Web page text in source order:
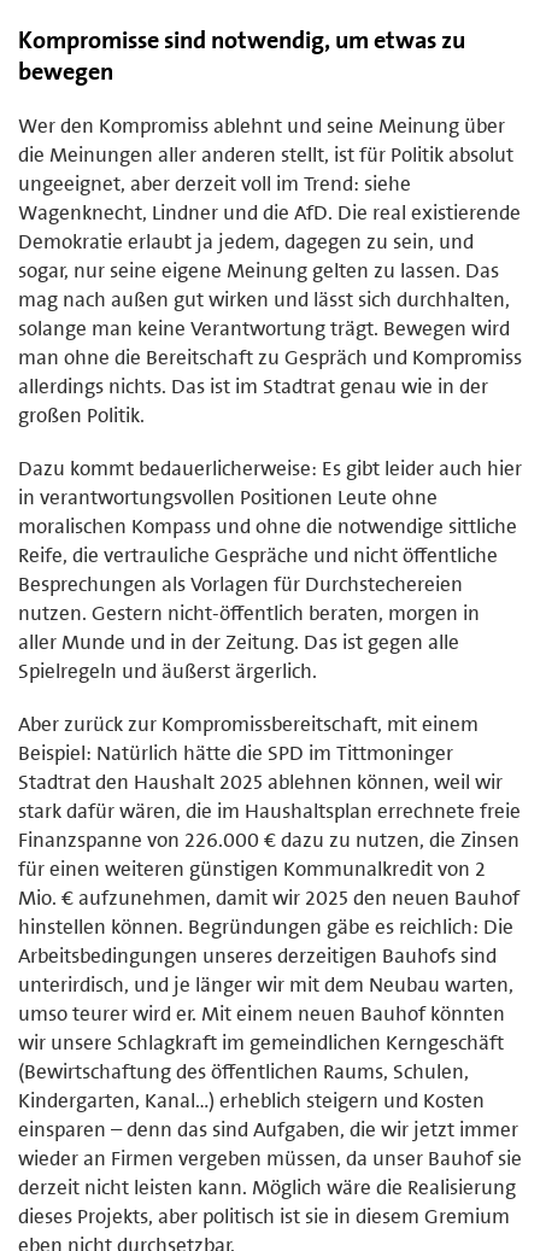
Kompromisse sind notwendig, um etwas zu
bewegen
Wer den Kompromiss ablehnt und seine Meinung über
die Meinungen aller anderen stellt, ist für Politik absolut
ungeeignet, aber derzeit voll im Trend: siehe
Wagenknecht, Lindner und die AfD. Die real existierende
Demokratie erlaubt ja jedem, dagegen zu sein, und
sogar, nur seine eigene Meinung gelten zu lassen. Das
mag nach außen gut wirken und lässt sich durchhalten,
solange man keine Verantwortung trägt. Bewegen wird
man ohne die Bereitschaft zu Gespräch und Kompromiss
allerdings nichts. Das ist im Stadtrat genau wie in der
großen Politik.
Dazu kommt bedauerlicherweise: Es gibt leider auch hier
in verantwortungsvollen Positionen Leute ohne
moralischen Kompass und ohne die notwendige sittliche
Reife, die vertrauliche Gespräche und nicht öffentliche
Besprechungen als Vorlagen für Durchstechereien
nutzen. Gestern nicht-öffentlich beraten, morgen in
aller Munde und in der Zeitung. Das ist gegen alle
Spielregeln und äußerst ärgerlich.
Aber zurück zur Kompromissbereitschaft, mit einem
Beispiel: Natürlich hätte die SPD im Tittmoninger
Stadtrat den Haushalt 2025 ablehnen können, weil wir
stark dafür wären, die im Haushaltsplan errechnete freie
Finanzspanne von 226.000 € dazu zu nutzen, die Zinsen
für einen weiteren günstigen Kommunalkredit von 2
Mio. € aufzunehmen, damit wir 2025 den neuen Bauhof
hinstellen können. Begründungen gäbe es reichlich: Die
Arbeitsbedingungen unseres derzeitigen Bauhofs sind
unterirdisch, und je länger wir mit dem Neubau warten,
umso teurer wird er. Mit einem neuen Bauhof könnten
wir unsere Schlagkraft im gemeindlichen Kerngeschäft
(Bewirtschaftung des öffentlichen Raums, Schulen,
Kindergarten, Kanal…) erheblich steigern und Kosten
einsparen – denn das sind Aufgaben, die wir jetzt immer
wieder an Firmen vergeben müssen, da unser Bauhof sie
derzeit nicht leisten kann. Möglich wäre die Realisierung
dieses Projekts, aber politisch ist sie in diesem Gremium
eben nicht durchsetzbar.